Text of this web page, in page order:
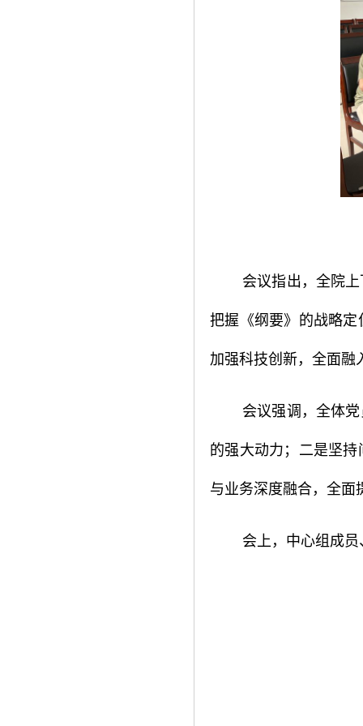
会议指出，全院
把握《纲要》的战略
加强科技创新，全面融
会议强调，全体
的强大动力；二是坚
与业务深度融合，全面
会上，中心组成